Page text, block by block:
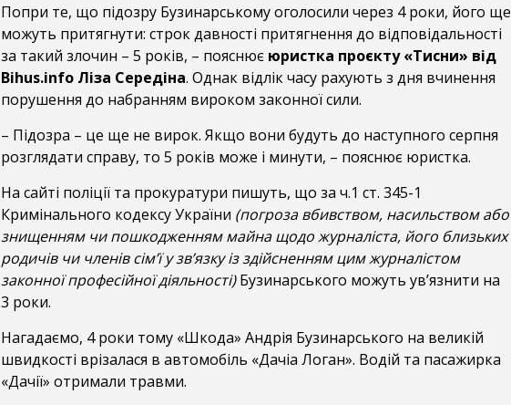
Попри те, що підозру Бузинарському оголосили через 4 роки, його ще
можуть притягнути: строк давності притягнення до відповідальності
за такий злочин – 5 років, – пояснює юристка проєкту «Тисни» від
Bihus.info Ліза Середіна. Однак відлік часу рахують з дня вчинення
порушення до набранням вироком законної сили.
– Підозра – це ще не вирок. Якщо вони будуть до наступного серпня
розглядати справу, то 5 років може і минути, – пояснює юристка.
На сайті поліції та прокуратури пишуть, що за ч.1 ст. 345-1
Кримінального кодексу України (погроза вбивством, насильством або
знищенням чи пошкодженням майна щодо журналіста, його близьких
родичів чи членів сім’ї у зв’язку із здійсненням цим журналістом
законної професійної діяльності)Бузинарського можуть ув’язнити на
3 роки.
Нагадаємо, 4 роки тому «Шкода» Андрія Бузинарського на великій
швидкості врізалася в автомобіль «Дачіа Логан». Водій та пасажирка
«Дачії» отримали травми.